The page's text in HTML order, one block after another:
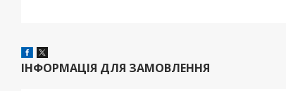
ІНФОРМАЦІЯ ДЛЯ ЗАМОВЛЕННЯ